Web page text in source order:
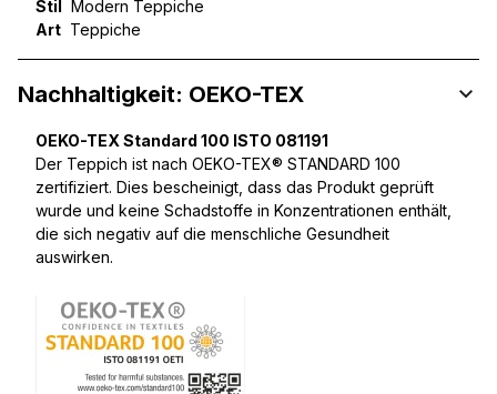
Stil
Modern Teppiche
Art Teppiche
Nachhaltigkeit: OEKO-TEX
OEKO-TEX Standard 100 ISTO 081191
Der Teppich ist nach OEKO-TEX® STANDARD 100
zertifiziert. Dies bescheinigt, dass das Produkt geprüft
wurde und keine Schadstoffe in Konzentrationen enthält,
die sich negativ auf die menschliche Gesundheit
auswirken.